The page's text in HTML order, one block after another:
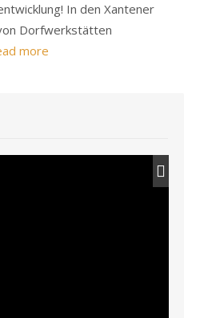
In den Xantener
Dorfwerkstätten
more